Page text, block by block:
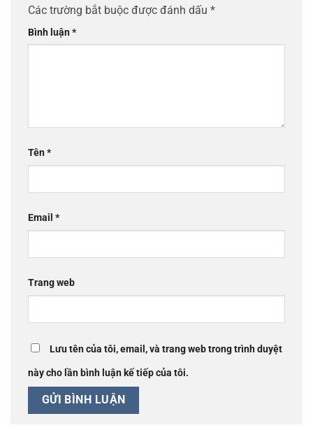
Các trường bắt buộc được đánh dấu *
Bình luận*
Tên*
Email *
Trang web
Lưu tên của tôi, email, và trang web trong trình duyệt
này cho lần bình luận kế tiếp của tôi.